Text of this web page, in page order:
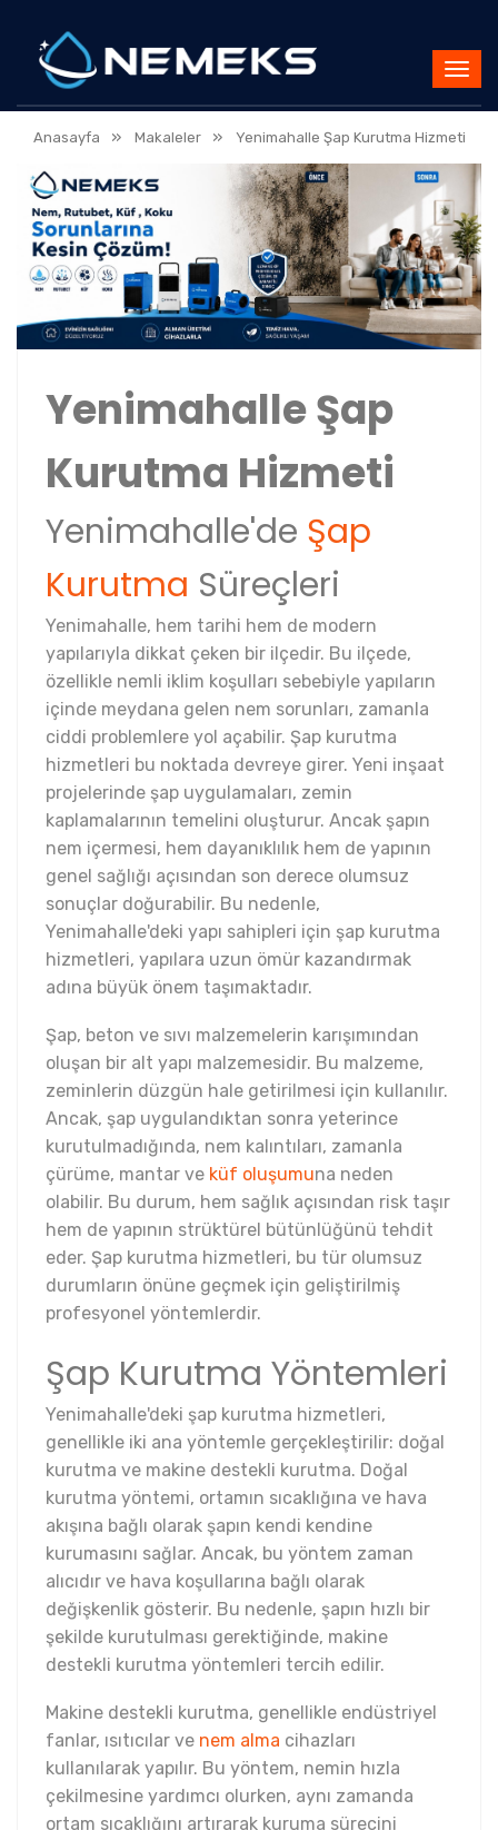
Anasayfa » Makaleler » Yenimahalle Şap Kurutma Hizmeti
Yenimahalle Şap
Kurutma Hizmeti
Yenimahalle'de Şap
Kurutma Süreçleri
Yenimahalle, hem tarihi hem de modern
yapılarıyla dikkat çeken bir ilçedir. Bu ilçede,
özellikle nemli iklim koşulları sebebiyle yapıların
içinde meydana gelen nem sorunları, zamanla
ciddi problemlere yol açabilir. Şap kurutma
hizmetleri bu noktada devreye girer. Yeni inşaat
projelerinde şap uygulamaları, zemin
kaplamalarının temelini oluşturur. Ancak şapın
nem içermesi, hem dayanıklılık hem de yapının
genel sağlığı açısından son derece olumsuz
sonuçlar doğurabilir. Bu nedenle,
Yenimahalle'deki yapı sahipleri için şap kurutma
hizmetleri, yapılara uzun ömür kazandırmak
adına büyük önem taşımaktadır.
Şap, beton ve sıvı malzemelerin karışımından
oluşan bir alt yapı malzemesidir. Bu malzeme,
zeminlerin düzgün hale getirilmesi için kullanılır.
Ancak, şap uygulandıktan sonra yeterince
kurutulmadığında, nem kalıntıları, zamanla
çürüme, mantar ve küf oluşumuna neden
olabilir. Bu durum, hem sağlık açısından risk taşır
hem de yapının strüktürel bütünlüğünü tehdit
eder. Şap kurutma hizmetleri, bu tür olumsuz
durumların önüne geçmek için geliştirilmiş
profesyonel yöntemlerdir.
Şap Kurutma Yöntemleri
Yenimahalle'deki şap kurutma hizmetleri,
genellikle iki ana yöntemle gerçekleştirilir: doğal
kurutma ve makine destekli kurutma. Doğal
kurutma yöntemi, ortamın sıcaklığına ve hava
akışına bağlı olarak şapın kendi kendine
kurumasını sağlar. Ancak, bu yöntem zaman
alıcıdır ve hava koşullarına bağlı olarak
değişkenlik gösterir. Bu nedenle, şapın hızlı bir
şekilde kurutulması gerektiğinde, makine
destekli kurutma yöntemleri tercih edilir.
Makine destekli kurutma, genellikle endüstriyel
fanlar, ısıtıcılar ve nem alma cihazları
kullanılarak yapılır. Bu yöntem, nemin hızla
çekilmesine yardımcı olurken, aynı zamanda
ortam sıcaklığını artırarak kuruma sürecini